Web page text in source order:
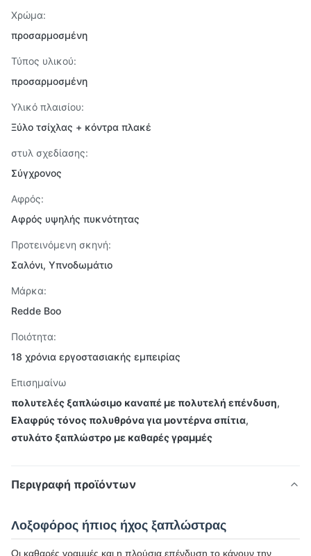
Χρώμα:
προσαρμοσμένη
Τύπος υλικού:
προσαρμοσμένη
Υλικό πλαισίου:
Ξύλο τσίχλας + κόντρα πλακέ
στυλ σχεδίασης:
Σύγχρονος
Αφρός:
Αφρός υψηλής πυκνότητας
Προτεινόμενη σκηνή:
Σαλόνι, Υπνοδωμάτιο
Μάρκα:
Redde Boo
Ποιότητα:
18 χρόνια εργοστασιακής εμπειρίας
Επισημαίνω
πολυτελές ξαπλώσιμο καναπέ με πολυτελή επένδυση,
Ελαφρύς τόνος πολυθρόνα για μοντέρνα σπίτια,
στυλάτο ξαπλώστρο με καθαρές γραμμές
Περιγραφή προϊόντων
Λοξοφόρος ήπιος ήχος ξαπλώστρας
Οι καθαρές γραμμές και η πλούσια επένδυση το κάνουν την